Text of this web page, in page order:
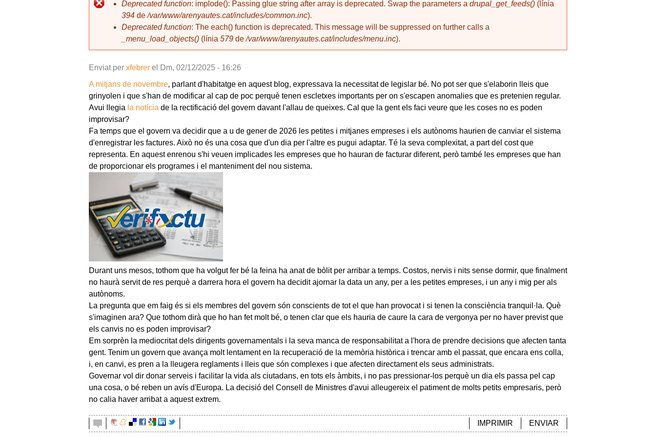
Missatge d'error
Deprecated function: implode(): Passing glue string after array is deprecated. Swap the parameters a drupal_get_feeds() (línia
394 de/var/www/arenyautes.cat/includes/common.inc).
Deprecated function: The each() function is deprecated. This message will be suppressed on further calls a
_menu_load_objects() (línia 579 de/var/www/arenyautes.cat/includes/menu.inc).
Enviat per xfebrer el
Dm, 02/12/2025 - 16:26
A mitjans de novembre, parlant d'habitatge en aquest blog, expressava la necessitat de legislar bé. No pot ser que s'elaborin lleis que
grinyolen i que s'han de modificar al cap de poc perquè tenen escletxes importants per on s'escapen anomalies que es pretenien regular.
Avui llegia la notícia de la rectificació del govern davant l'allau de queixes. Cal que la gent els faci veure que les coses no es poden
improvisar?
Fa temps que el govern va decidir que a u de gener de 2026 les petites i mitjanes empreses i els autònoms haurien de canviar el sistema
d'enregistrar les factures. Això no és una cosa que d'un dia per l'altre es pugui adaptar. Té la seva complexitat, a part del cost que
representa. En aquest enrenou s'hi veuen implicades les empreses que ho hauran de facturar diferent, però també les empreses que han
de proporcionar els programes i el manteniment del nou sistema.
Durant uns mesos, tothom que ha volgut fer bé la feina ha anat de bòlit per arribar a temps. Costos, nervis i nits sense dormir, que finalment
no haurà servit de res perquè a darrera hora el govern ha decidit ajornar la data un any, per a les petites empreses, i un any i mig per als
autònoms.
La pregunta que em faig és si els membres del govern són conscients de tot el que han provocat i si tenen la consciència tranquil·la. Què
s'imaginen ara? Que tothom dirà que ho han fet molt bé, o tenen clar que els hauria de caure la cara de vergonya per no haver previst que
els canvis no es poden improvisar?
Em sorprèn la mediocritat dels dirigents governamentals i la seva manca de responsabilitat a l'hora de prendre decisions que afecten tanta
gent. Tenim un govern que avança molt lentament en la recuperació de la memòria històrica i trencar amb el passat, que encara ens colla,
i, en canvi, es pren a la lleugera reglaments i lleis que són complexes i que afecten directament els seus administrats.
Governar vol dir donar serveis i facilitar la vida als ciutadans, en tots els àmbits, i no pas pressionar-los perquè un dia els passa pel cap
una cosa, o bé reben un avís d'Europa. La decisió del Consell de Ministres d'avui alleugereix el patiment de molts petits empresaris, però
no calia haver arribat a aquest extrem.
ENVIAR
IMPRIMIR